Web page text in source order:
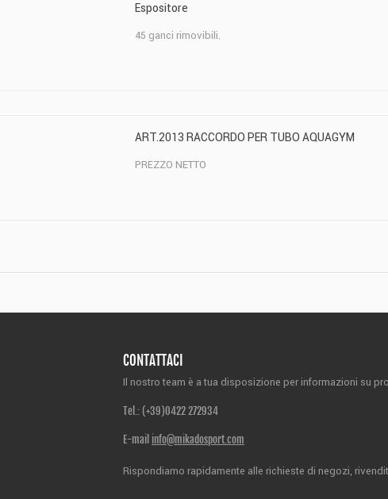
Espositore
45 ganci rimovibili.
ART.2013 RACCORDO PER TUBO AQUAGYM
PREZZO NETTO
CONTATTACI
Il nostro team è a tua disposizione per informazioni su
Tel.: (+39)0422 272934
E-mail info@mikadosport.com
Rispondiamo rapidamente alle richieste di negozi,